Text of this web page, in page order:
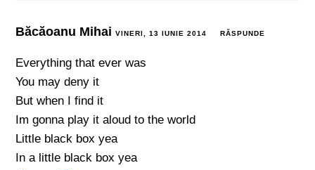
Băcăoanu MihaiVINERI, 13 IUNIE 2014 RĂSPUNDE
Everything that ever was
You may deny it
But when I find it
Im gonna play it aloud to the world
Little black box yea
In a little black box yea